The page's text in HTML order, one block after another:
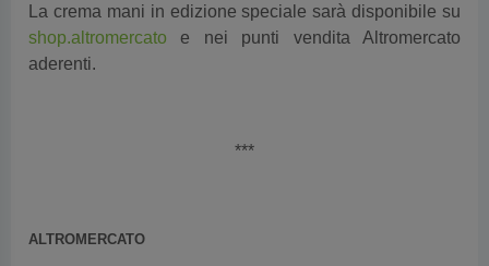
La crema mani in edizione speciale sarà disponibile su
shop.altromercato e nei punti vendita Altromercato
aderenti.
***
ALTROMERCATO